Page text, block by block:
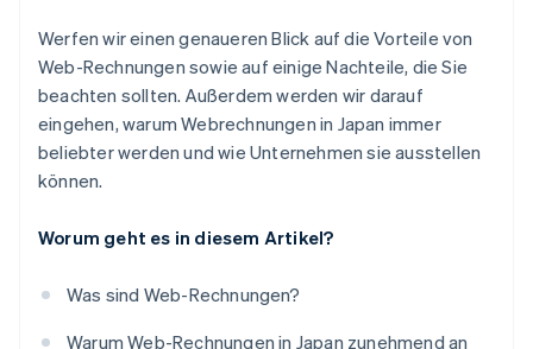
Werfen wir einen genaueren Blick auf die Vorteile von
Web-Rechnungen sowie auf einige Nachteile, die Sie
beachten sollten. Außerdem werden wir darauf
eingehen, warum Webrechnungen in Japan immer
beliebter werden und wie Unternehmen sie ausstellen
können.
Worum geht es in diesem Artikel?
Was sind Web-Rechnungen?
Warum Web-Rechnungen in Japan zunehmend an